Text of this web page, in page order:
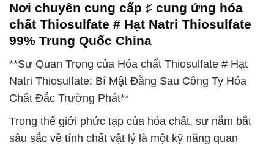
Nơi chuyên cung cấp ♯ cung ứng hóa
chất Thiosulfate # Hạt Natri Thiosulfate
99% Trung Quốc China
**Sự Quan Trọng của Hóa chất Thiosulfate # Hạt
Natri Thiosulfate: Bí Mật Đằng Sau Công Ty Hóa
Chất Đắc Trường Phát**
Trong thế giới phức tạp của hóa chất, sự nắm bắt
sâu sắc về tính chất vật lý là một kỹ năng quan